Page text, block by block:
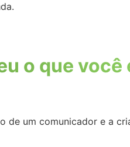
o que
de um comunicador e a